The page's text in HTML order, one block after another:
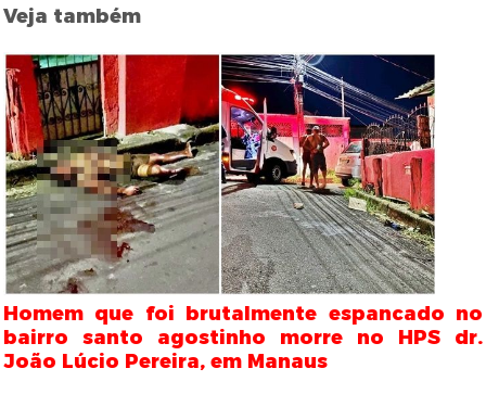
Veja também
Homem que foi brutalmente espancado no
bairro santo agostinho morre no HPS dr.
João Lúcio Pereira, em Manaus